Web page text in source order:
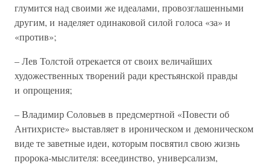
глумится над своими же идеалами, провозглашенными
другим, и наделяет одинаковой силой голоса «за» и
«против»;
– Лев Толстой отрекается от своих величайших
художественных творений ради крестьянской правды
и опрощения;
– Владимир Соловьев в предсмертной «Повести об
Антихристе» выставляет в ироническом и демоническом
виде те заветные идеи, которым посвятил свою жизнь
пророка-мыслителя: всеединство, универсализм,